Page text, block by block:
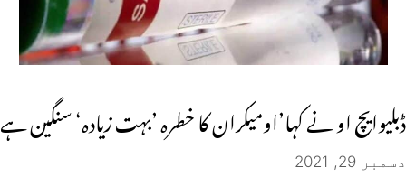
ڈبلیوایچ او نے کہا’اومیکران کا خطرہ ’بہت زیادہ‘ سنگین ہے
دسمبر 29, 2021